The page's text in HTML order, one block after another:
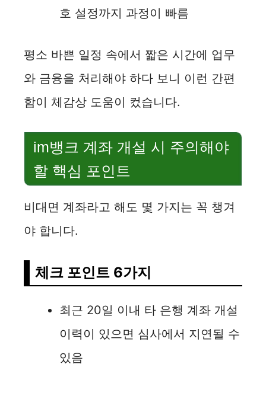
호 설정까지 과정이 빠름
평소 바쁜 일정 속에서 짧은 시간에 업무
와 금융을 처리해야 하다 보니 이런 간편
함이 체감상 도움이 컸습니다.
im뱅크 계좌 개설 시 주의해야
할 핵심 포인트
비대면 계좌라고 해도 몇 가지는 꼭 챙겨
야 합니다.
체크 포인트 6가지
최근 20일 이내 타 은행 계좌 개설
이력이 있으면 심사에서 지연될 수
있음